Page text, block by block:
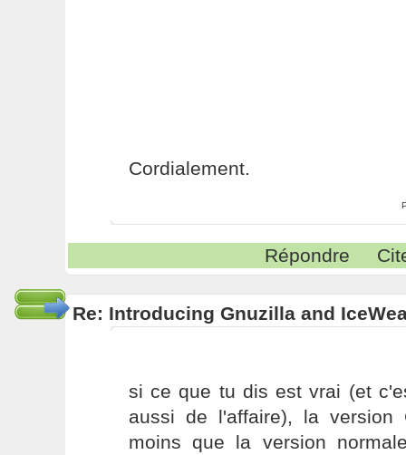
Cordialement.
Répondre
Re: Introducing Gnuzilla and
si ce que tu dis est vrai (et
aussi de l'affaire), la
moins que la version